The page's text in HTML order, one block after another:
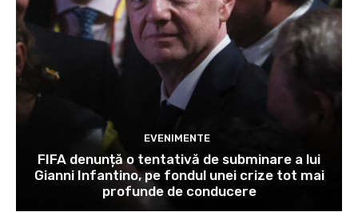
EVENIMENTE
FIFA denunță o tentativă de subminare a lui
Gianni Infantino, pe fondul unei crize tot mai
profunde de conducere